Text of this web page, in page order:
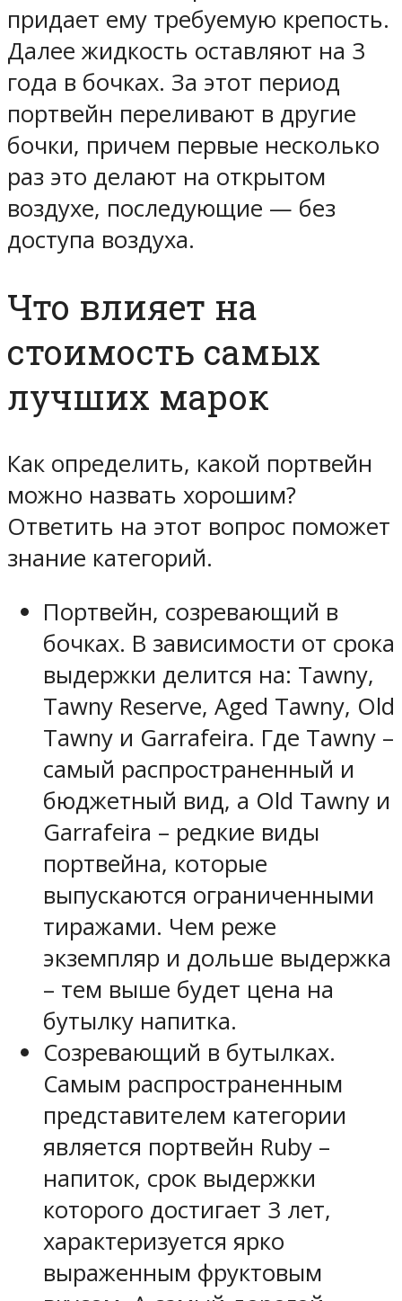
придает ему требуемую крепость.
Далее жидкость оставляют на 3
года в бочках. За этот период
портвейн переливают в другие
бочки, причем первые несколько
раз это делают на открытом
воздухе, последующие — без
доступа воздуха.
Что влияет на
стоимость самых
лучших марок
Как определить, какой портвейн
можно назвать хорошим?
Ответить на этот вопрос поможет
знание категорий.
Портвейн, созревающий в
бочках. В зависимости от срока
выдержки делится на: Tawny,
Tawny Reserve, Aged Tawny, Old
Tawny и Garrafeira. Где Tawny –
самый распространенный и
бюджетный вид, а Old Tawny и
Garrafeira – редкие виды
портвейна, которые
выпускаются ограниченными
тиражами. Чем реже
экземпляр и дольше выдержка
– тем выше будет цена на
бутылку напитка.
Созревающий в бутылках.
Самым распространенным
представителем категории
является портвейн Ruby –
напиток, срок выдержки
которого достигает 3 лет,
характеризуется ярко
выраженным фруктовым